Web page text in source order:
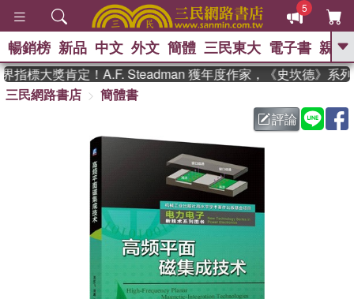
5
GO
父親節 、 如果歷
暑期推薦 、 國際布克
獎 臺灣漫遊錄 、 方念華
登輝時代 、 數學女孩：黎曼猜想
偉大的迷走神經
暢銷榜 新品 中文 外文 簡體 三民東大 電子書 親子
標大獎肯定！A.F. Steadman 獲年度作家，《史坎德》系列
三民網路書店
簡體書
評論